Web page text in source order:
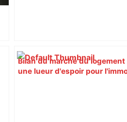
Bilan du marché du logement
une lueur d'espoir pour